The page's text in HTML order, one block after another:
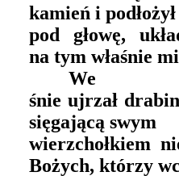
kamień i
pod głowę,
na tym właśnie
We
śnie ujrzał
sięgającą swym
wierzchołkiem
Bożych, którzy